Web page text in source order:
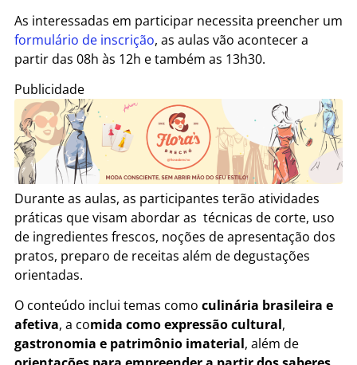
As interessadas em participar necessita preencher um
formulário de inscrição, as aulas vão acontecer a
partir das 08h às 12h e também as 13h30.
Publicidade
Durante as aulas, as participantes terão atividades
práticas que visam abordar as técnicas de corte, uso
de ingredientes frescos, noções de apresentação dos
pratos, preparo de receitas além de degustações
orientadas.
O conteúdo inclui temas como culinária brasileira e
afetiva, a comida como expressão cultural,
gastronomia e patrimônio imaterial, além de